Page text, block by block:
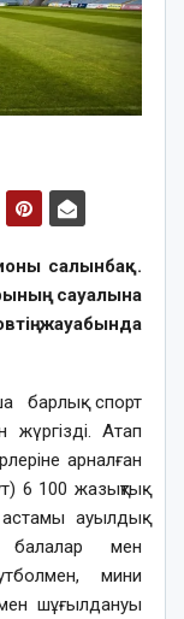
салынбақ.
сауалына
жауабында
барлық спорт
Атап
арналған
6 100 жазықтық
ауылдық
балалар мен
мини
шұғылдануы